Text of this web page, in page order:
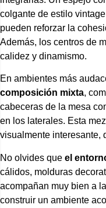
colgante de estilo
pueden reforzar la
Además, los centros de
calidez y dinamismo.
En ambientes más
composición mixta,
cabeceras de la mesa
en los laterales. Esta
visualmente interesante,
No olvides que el
cálidos, molduras
acompañan muy bien a
construir un ambiente